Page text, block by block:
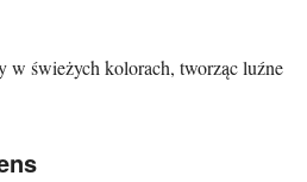
w świeżych kolorach, tworząc luźne